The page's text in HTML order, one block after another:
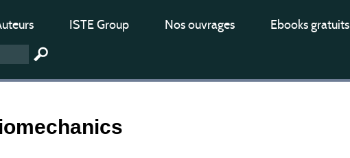
ISTE Group Nos ouvrages Ebooks gratuits